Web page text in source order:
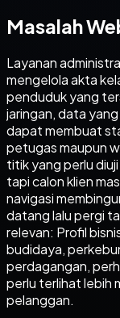
Masalah
Layanan
mengelola akta
penduduk yang
jaringan, data
dapat membuat
petugas maupun
titik yang perlu
tapi calon klien
navigasi
datang lalu pergi
relevan: Profil
budidaya,
perdagangan,
perlu terlihat lebih
pelanggan.